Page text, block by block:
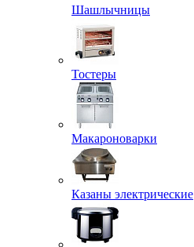
Шашлычницы
Тостеры
Макароноварки
Казаны электрические